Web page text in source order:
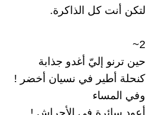
لتكن أنت كل الذاكرة.
2~
حين ترنو إليّ أغدو جذابة
كنحلة أطير في نسيان أخضر !
وفي المساء
أعود سائرة في الأحراشِ !